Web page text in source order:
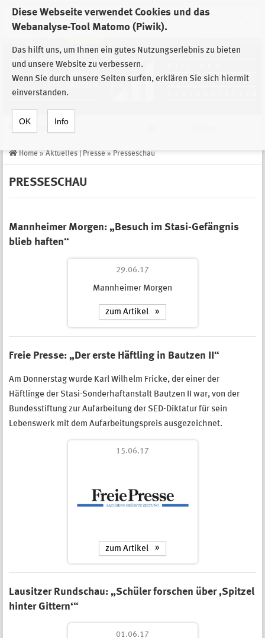
Diese Webseite verwendet Cookies und das
Webanalyse-Tool Matomo (Piwik).
Das hilft uns, um Ihnen ein gutes Nutzungserlebnis zu bieten
und unsere Website zu verbessern.
Wenn Sie durch unsere Seiten surfen, erklären Sie sich hiermit
einverstanden.
OK Info
Zur Auswahl der Einrichtungen der
Stiftung Sächsische Gedenkstätten
Home » Aktuelles | Presse » Presseschau
PRESSESCHAU
Mannheimer Morgen: „Besuch im Stasi-Gefängnis
blieb haften“
29.06.17
Mannheimer Morgen
zum Artikel
Freie Presse: „Der erste Häftling in Bautzen II“
Am Donnerstag wurde Karl Wilhelm Fricke, der einer der
Häftlinge der Stasi-Sonderhaftanstalt Bautzen II war, von der
Bundesstiftung zur Aufarbeitung der SED-Diktatur für sein
Lebenswerk mit dem Aufarbeitungspreis ausgezeichnet.
15.06.17
zum Artikel
Lausitzer Rundschau: „Schüler forschen über ‚Spitzel
hinter Gittern‘“
01.06.17